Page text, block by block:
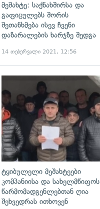
მეშახტე: საქნახშირსა და
გაფიცულებს შორის
შეთანხმება ისევ ჩვენი
დაზარალების ხარჯზე შედგა
14 თებერვალი 2021, 12:56
ტყიბულელი მეშახტეები
კომპანიისა და სახელმწიფოს
წარმომადგენლებთან ღია
შეხვედრას ითხოვენ